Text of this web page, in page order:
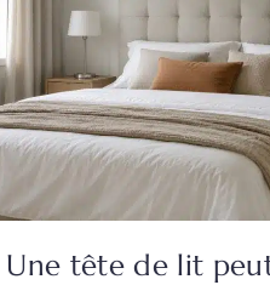
Une tête de lit